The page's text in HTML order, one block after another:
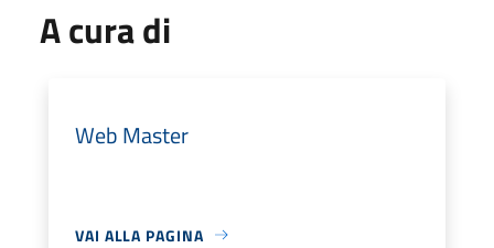
A cura di
Web Master
VAI ALLA PAGINA